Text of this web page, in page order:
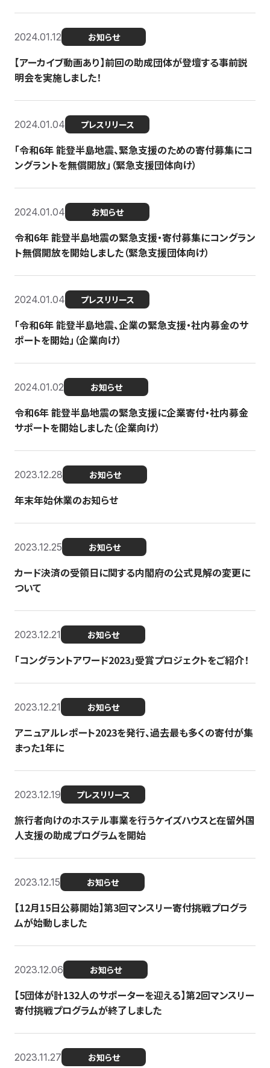
2024.01.12 お知らせ
【アーカイブ動画あり】前回の助成団体が登壇する事前説
明会を実施しました！
2024.01.04 プレスリリース
「令和6年 能登半島地震、緊急支援のための寄付募集にコ
ングラントを無償開放」（緊急支援団体向け）
2024.01.04 お知らせ
令和6年 能登半島地震の緊急支援・寄付募集にコングラン
ト無償開放を開始しました（緊急支援団体向け）
2024.01.04 プレスリリース
「令和6年 能登半島地震、企業の緊急支援・社内募金のサ
ポートを開始」（企業向け）
2024.01.02 お知らせ
令和6年 能登半島地震の緊急支援に企業寄付・社内募金
サポートを開始しました（企業向け）
2023.12.28 お知らせ
年末年始休業のお知らせ
2023.12.25 お知らせ
カード決済の受領日に関する内閣府の公式見解の変更に
ついて
2023.12.21 お知らせ
「コングラントアワード2023」受賞プロジェクトをご紹介！
2023.12.21 お知らせ
アニュアルレポート2023を発行、過去最も多くの寄付が集
まった1年に
2023.12.19 プレスリリース
旅行者向けのホステル事業を行うケイズハウスと在留外国
人支援の助成プログラムを開始
2023.12.15 お知らせ
【12月15日公募開始】第3回マンスリー寄付挑戦プログラ
ムが始動しました
2023.12.06 お知らせ
【5団体が計132人のサポーターを迎える】第2回マンスリー
寄付挑戦プログラムが終了しました
2023.11.27 お知らせ